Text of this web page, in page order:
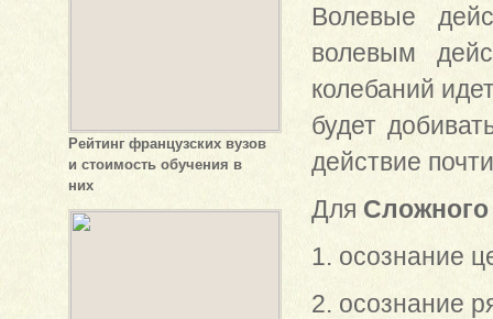
Рейтинг французских вузов
и стоимость обучения в
них
Волевые
волевым
колебаний
будет
действие
Для Сложного
1. осознание
2. осознание